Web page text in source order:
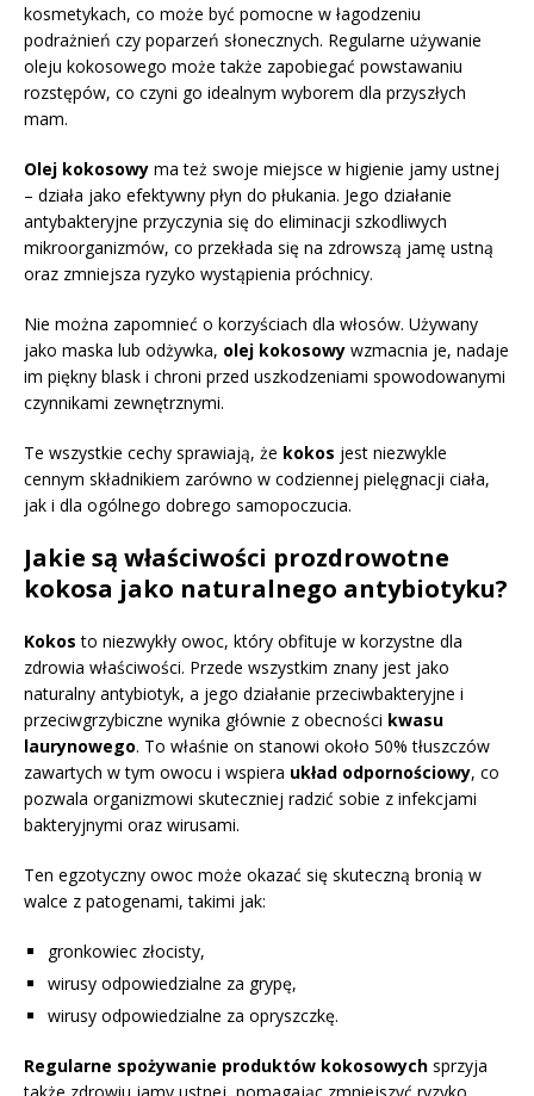
kosmetykach, co może być pomocne w łagodzeniu
podrażnień czy poparzeń słonecznych. Regularne używanie
oleju kokosowego może także zapobiegać powstawaniu
rozstępów, co czyni go idealnym wyborem dla przyszłych
mam.
Olej kokosowy ma też swoje miejsce w higienie jamy ustnej
– działa jako efektywny płyn do płukania. Jego działanie
antybakteryjne przyczynia się do eliminacji szkodliwych
mikroorganizmów, co przekłada się na zdrowszą jamę ustną
oraz zmniejsza ryzyko wystąpienia próchnicy.
Nie można zapomnieć o korzyściach dla włosów. Używany
jako maska lub odżywka, olej kokosowy wzmacnia je, nadaje
im piękny blask i chroni przed uszkodzeniami spowodowanymi
czynnikami zewnętrznymi.
Te wszystkie cechy sprawiają, że kokos jest niezwykle
cennym składnikiem zarówno w codziennej pielęgnacji ciała,
jak i dla ogólnego dobrego samopoczucia.
Jakie są właściwości prozdrowotne
kokosa jako naturalnego antybiotyku?
Kokos to niezwykły owoc, który obfituje w korzystne dla
zdrowia właściwości. Przede wszystkim znany jest jako
naturalny antybiotyk, a jego działanie przeciwbakteryjne i
przeciwgrzybiczne wynika głównie z obecności kwasu
laurynowego. To właśnie on stanowi około 50% tłuszczów
zawartych w tym owocu i wspiera układ odpornościowy, co
pozwala organizmowi skuteczniej radzić sobie z infekcjami
bakteryjnymi oraz wirusami.
Ten egzotyczny owoc może okazać się skuteczną bronią w
walce z patogenami, takimi jak:
gronkowiec złocisty,
wirusy odpowiedzialne za grypę,
wirusy odpowiedzialne za opryszczkę.
Regularne spożywanie produktów kokosowych sprzyja
także zdrowiu jamy ustnej, pomagając zmniejszyć ryzyko